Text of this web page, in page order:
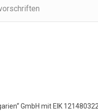
GmbH mit EIK